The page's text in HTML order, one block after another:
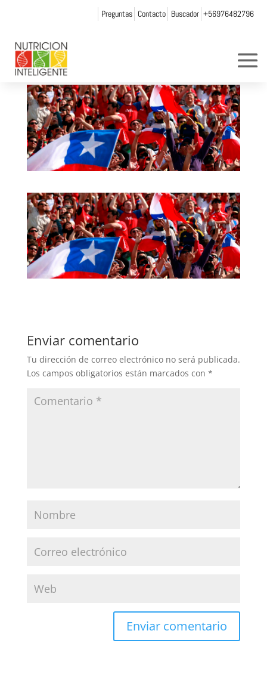
Preguntas Contacto Buscador +56976482796
fan2
porWeb Admin NI
Enviar comentario
Tu dirección de correo electrónico no será publicada.
Los campos obligatorios están marcados con *